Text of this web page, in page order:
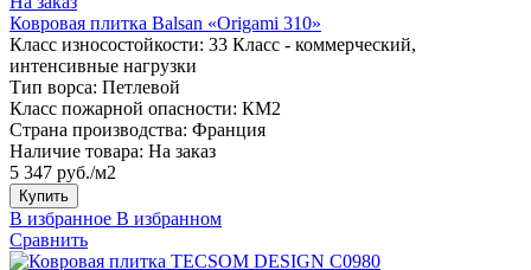
Ковровая плитка Balsan «Origami 310»
Класс износостойкости: 33 Класс - коммерческий,
интенсивные нагрузки
Тип ворса: Петлевой
Класс пожарной опасности: КМ2
Страна производства: Франция
Наличие товара: На заказ
5 347 руб./м2
Купить
В избранное В избранном
Сравнить